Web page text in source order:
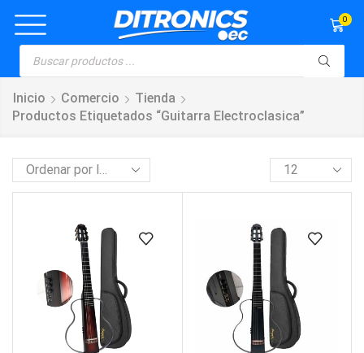
0
Inicio Comercio
Tienda
Productos Etiquetados “guitarra Electroclasica”